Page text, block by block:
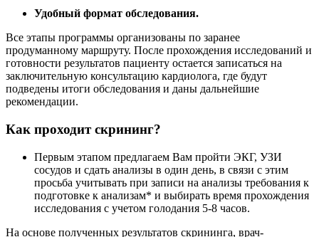
Удобный формат обследования.
Все этапы программы организованы по заранее
продуманному маршруту. После прохождения исследований и
готовности результатов пациенту остается записаться на
заключительную консультацию кардиолога, где будут
подведены итоги обследования и даны дальнейшие
рекомендации.
Как проходит скрининг?
Первым этапом предлагаем Вам пройти ЭКГ, УЗИ
сосудов и сдать анализы в один день, в связи с этим
просьба учитывать при записи на анализы требования к
подготовке к анализам* и выбирать время прохождения
исследования с учетом голодания 5-8 часов.
На основе полученных результатов скрининга, врач-